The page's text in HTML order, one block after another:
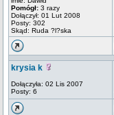
Pomógł: 3 razy
Dołączył: 01 Lut 2008
Posty: 302
Skąd: Ruda ?l?ska
krysia k
Dołączyła: 02 Lis 2007
Posty: 6